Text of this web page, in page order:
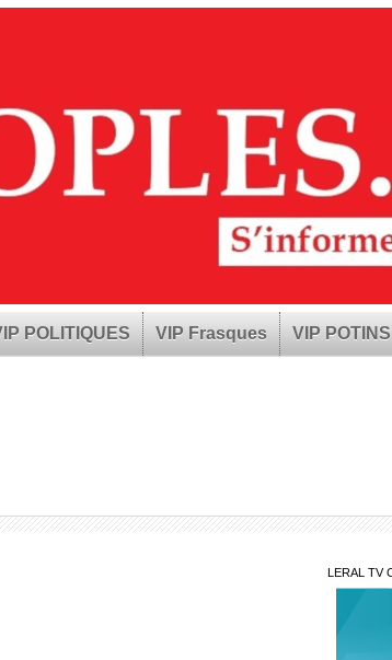
POLITIQUES VIP Frasques VIP POTINS
LERAL TV